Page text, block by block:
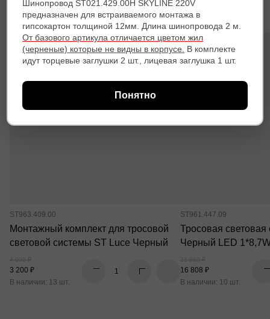
Товары коллекции
ST963.409.00
Монтажный комплект для тросовой
световой системы ST Luce Черный
3 200 ₽
В наличии: 13 шт.
ST961.447.09
Тросовая
Черный LED
16 808 ₽
В наличии: 10 шт.
Шинопровод ST021.429.00H SKYLINE 220V
предназначен для встраиваемого монтажа в
гипсокартон толщиной 12мм. Длина шинопровода 2 м.
От базового артикула отличается цветом жил
(черненые) которые не видны в корпусе.
В комплекте
идут торцевые заглушки 2 шт., лицевая заглушка 1 шт.
Понятно